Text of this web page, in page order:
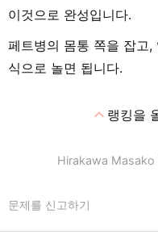
이것으로 완성입니다.
페트병의 몸통 쪽을 잡고
식으로 놀면 됩니다.
expand_less랭킹을
Hirakawa
문제를 신고하기